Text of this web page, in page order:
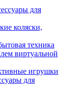
для
коляски,
техника
виртуальной
игрушки
для